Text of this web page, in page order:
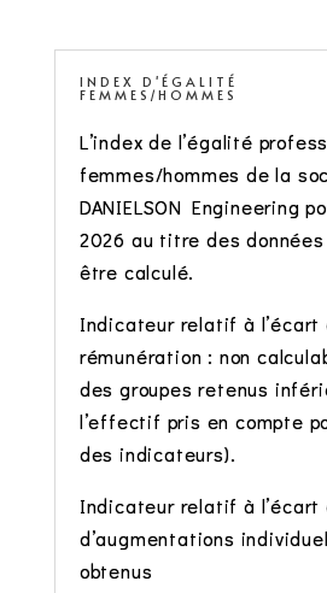
INDEX D'ÉGALITÉ
FEMMES/HOMMES
L’index de l’égalité
femmes/hommes de la
DANIELSON Engineering
2026 au titre des
être calculé.
Indicateur relatif à l’écart
rémunération : non
des groupes retenus
l’effectif pris en compte
des indicateurs).
Indicateur relatif à l’écart
d’augmentations
obtenus